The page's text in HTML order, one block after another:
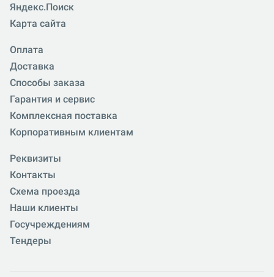
Яндекс.Поиск
Карта сайта
Оплата
Доставка
Способы заказа
Гарантия и сервис
Комплексная поставка
Корпоративным клиентам
Реквизиты
Контакты
Схема проезда
Наши клиенты
Госучреждениям
Тендеры